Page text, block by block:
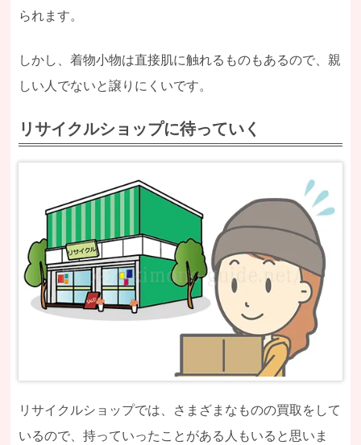
られます。
しかし、着物小物は直接肌に触れるものもあるので、親
しい人でないと譲りにくいです。
リサイクルショップに待っていく
リサイクルショップでは、さまざまなものの買取をして
いるので、持っていったことがある人もいると思いま